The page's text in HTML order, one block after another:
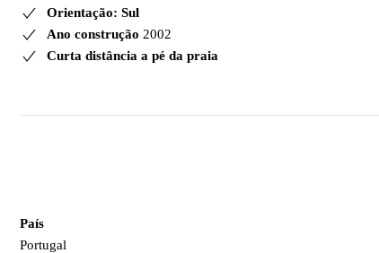
Orientação: Sul
Ano construção 2002
Curta distância a pé da praia
País
Portugal